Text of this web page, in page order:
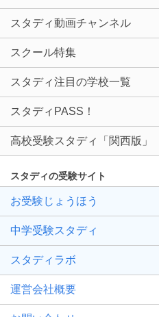
スタディ動画チャンネル
スクール特集
スタディ注目の学校一覧
スタディPASS！
高校受験スタディ「関西版」
スタディの受験サイト
お受験じょうほう
中学受験スタディ
スタディラボ
運営会社概要